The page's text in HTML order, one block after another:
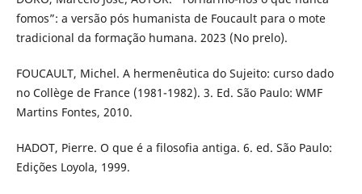
fomos”: a versão pós humanista de Foucault para o mote
tradicional da formação humana. 2023 (No prelo).
FOUCAULT, Michel. A hermenêutica do Sujeito: curso dado
no Collège de France (1981-1982). 3. Ed. São Paulo: WMF
Martins Fontes, 2010.
HADOT, Pierre. O que é a filosofia antiga. 6. ed. São Paulo:
Edições Loyola, 1999.